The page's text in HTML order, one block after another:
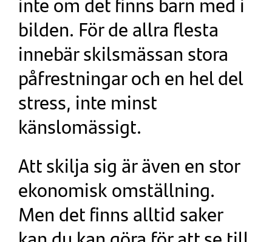
bilden. För de allra flesta
innebär skilsmässan stora
påfrestningar och en hel del
stress, inte minst
känslomässigt.
Att skilja sig är även en stor
ekonomisk omställning.
Men det finns alltid saker